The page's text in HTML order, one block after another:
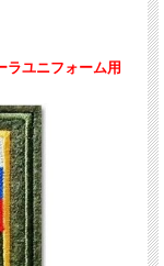
ユニフォーム用